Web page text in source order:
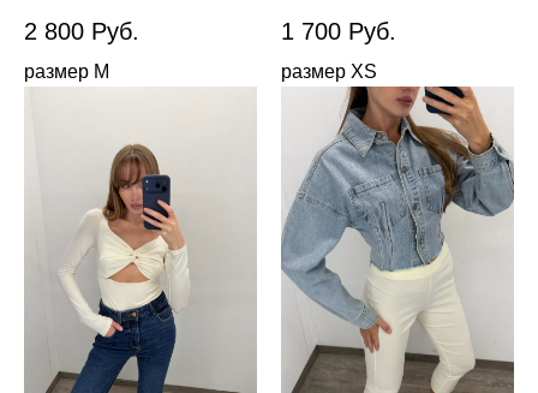
2 800 Руб.
размер М
1 700 Руб.
размер XS